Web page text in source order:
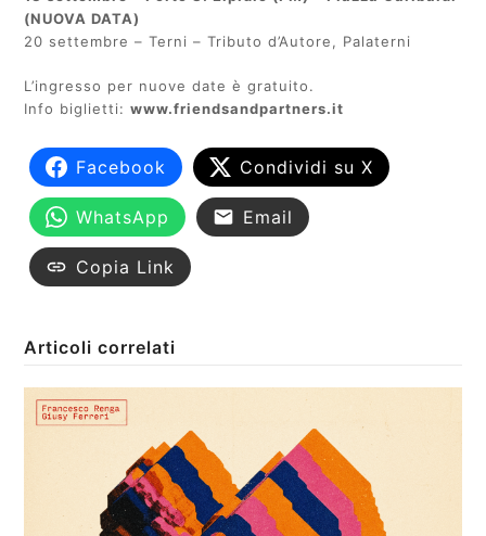
(NUOVA DATA)
20 settembre – Terni – Tributo d’Autore, Palaterni
L’ingresso per nuove date è gratuito.
Info biglietti:www.friendsandpartners.it
Facebook Condividi su X
WhatsApp Email
Copia Link
Articoli correlati